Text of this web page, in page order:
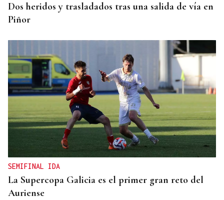
Dos heridos y trasladados tras una salida de vía en
Piñor
SEMIFINAL IDA
La Supercopa Galicia es el primer gran reto del
Auriense